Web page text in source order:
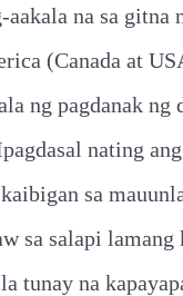
aakala na sa gitna
(Canada at
ng pagdanak ng
nating
sa
sa salapi lamang
tunay na